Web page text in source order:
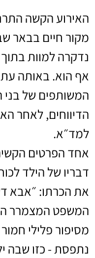
האירוע הקשה
מקור חיים בבאר
אף הוא. באותה עת
המשותפים של בני
הדיווחים, לאחר
למד״א.
אחד הפרטים
דבריו של הילד
את הכרתו: ״אבא
המשפט המצמרר
מסיפור פלילי
נתפסת - כזו שבה